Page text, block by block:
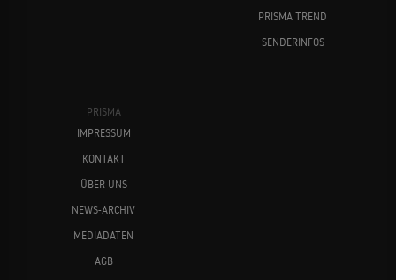
PRISMA TREND
SENDERINFOS
PRISMA
IMPRESSUM
KONTAKT
ÜBER UNS
NEWS-ARCHIV
MEDIADATEN
AGB